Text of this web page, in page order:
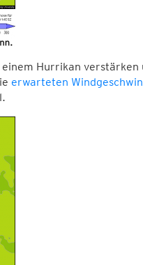
Hurrikan verstärken
erwarteten